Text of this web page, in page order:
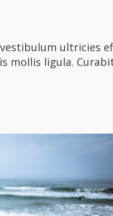
ultricies
mollis ligula.